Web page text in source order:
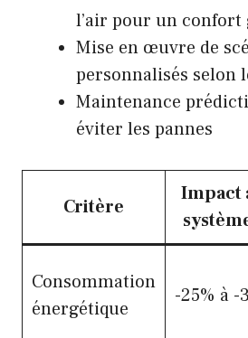
l’air pour un
Mise en œuvre de
personnalisés selon
Maintenance
éviter les pannes
Critère
Impact
Consommation
énergétique
-25% à -